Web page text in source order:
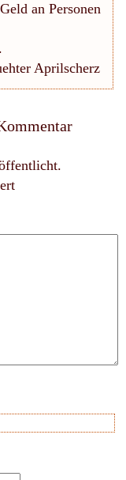
an Personen
Aprilscherz